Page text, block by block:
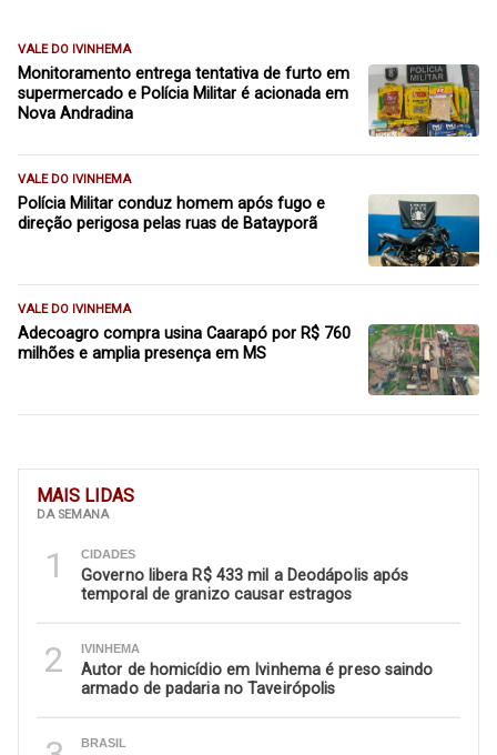
MAIS LIDAS
DA SEMANA
1 CIDADES
Governo libera R$ 433 mil a Deodápolis após
temporal de granizo causar estragos
2 IVINHEMA
Autor de homicídio em Ivinhema é preso saindo
armado de padaria no Taveirópolis
BRASIL
VALE DO IVINHEMA
Monitoramento entrega tentativa de furto em
supermercado e Polícia Militar é acionada em
Nova Andradina
VALE DO IVINHEMA
Polícia Militar conduz homem após fugo e
direção perigosa pelas ruas de Batayporã
VALE DO IVINHEMA
Adecoagro compra usina Caarapó por R$ 760
milhões e amplia presença em MS